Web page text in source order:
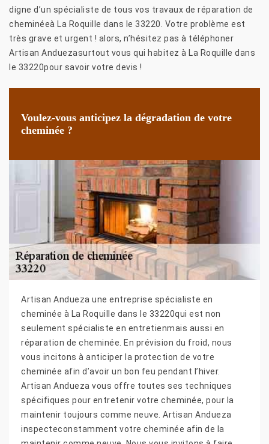
digne d’un spécialiste de tous vos travaux de réparation de
cheminéeà La Roquille dans le 33220. Votre problème est
très grave et urgent ! alors, n’hésitez pas à téléphoner
Artisan Anduezasurtout vous qui habitez à La Roquille dans
le 33220pour savoir votre devis !
Voulez-vous anticipez la dégradation de votre
cheminée ?
Artisan Andueza une entreprise spécialiste en
cheminée à La Roquille dans le 33220qui est non
seulement spécialiste en entretienmais aussi en
réparation de cheminée. En prévision du froid, nous
vous incitons à anticiper la protection de votre
cheminée afin d’avoir un bon feu pendant l’hiver.
Artisan Andueza vous offre toutes ses techniques
spécifiques pour entretenir votre cheminée, pour la
maintenir toujours comme neuve. Artisan Andueza
inspecteconstamment votre cheminée afin de la